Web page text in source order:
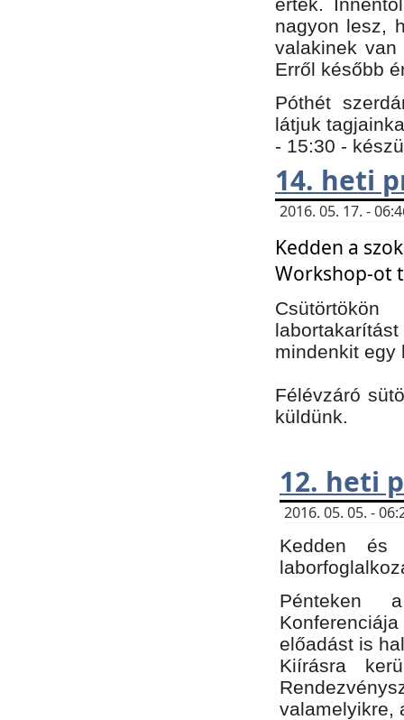
nagyon lesz,
valakinek
Erről később
Póthét
látjuk
- 15:30 -
14. heti
2016. 05. 17. -
Kedden a
Workshop-ot
mindenkit
Félévzáró
küldünk.
12. heti
2016. 05. 05. -
Kedden és
Pénteken
előadást is
Kiírásra
valamelyikre,